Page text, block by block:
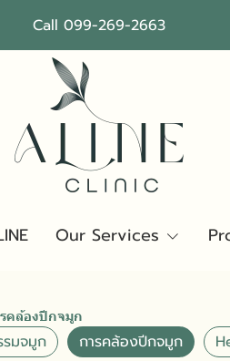
Call 099-269-2663
Our Services
คล้องปีกจมูก
มจมูก การคล้องปีกจมูก